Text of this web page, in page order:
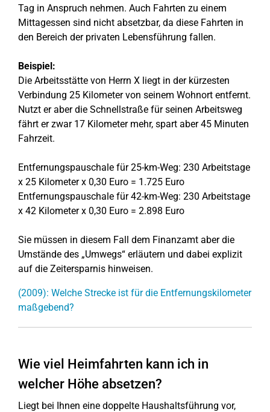
Tag in Anspruch nehmen. Auch Fahrten zu einem
Mittagessen sind nicht absetzbar, da diese Fahrten in
den Bereich der privaten Lebensführung fallen.
Beispiel:
Die Arbeitsstätte von Herrn X liegt in der kürzesten
Verbindung 25 Kilometer von seinem Wohnort entfernt.
Nutzt er aber die Schnellstraße für seinen Arbeitsweg
fährt er zwar 17 Kilometer mehr, spart aber 45 Minuten
Fahrzeit.
Entfernungspauschale für 25-km-Weg: 230 Arbeitstage
x 25 Kilometer x 0,30 Euro = 1.725 Euro
Entfernungspauschale für 42-km-Weg: 230 Arbeitstage
x 42 Kilometer x 0,30 Euro = 2.898 Euro
Sie müssen in diesem Fall dem Finanzamt aber die
Umstände des „Umwegs“ erläutern und dabei explizit
auf die Zeitersparnis hinweisen.
(2009): Welche Strecke ist für die Entfernungskilometer
maßgebend?
Wie viel Heimfahrten kann ich in
welcher Höhe absetzen?
Liegt bei Ihnen eine doppelte Haushaltsführung vor,